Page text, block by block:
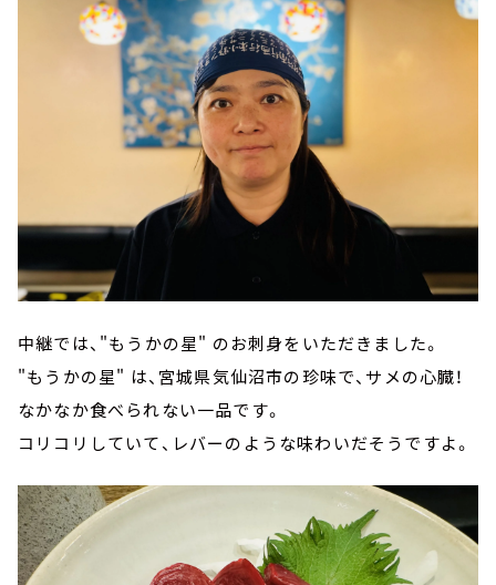
中継では、"もうかの星" のお刺身をいただきました。
"もうかの星" は、宮城県気仙沼市の珍味で、サメの心臓！
なかなか食べられない一品です。
コリコリしていて、レバーのような味わいだそうですよ。